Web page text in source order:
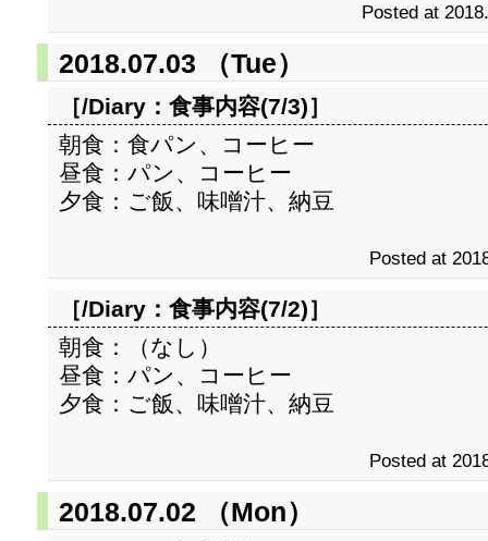
Posted at
2018.07.03 （Tue）
［/Diary： 食事内容(7/3)］
朝食：食パン、コーヒー
昼食：パン、コーヒー
夕食：ご飯、味噌汁、納豆
Posted at
［/Diary： 食事内容(7/2)］
朝食：（なし）
昼食：パン、コーヒー
夕食：ご飯、味噌汁、納豆
Posted at
2018.07.02 （Mon）